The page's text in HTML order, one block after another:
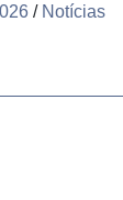
/ Notícias